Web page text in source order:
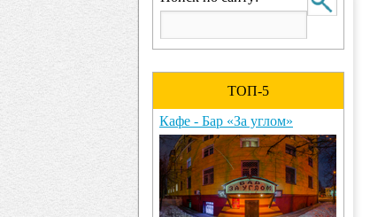
ТОП-5
Кафе - Бар «За углом»